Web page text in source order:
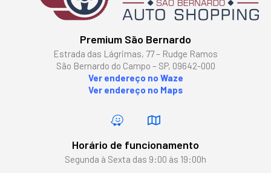
Premium São Bernardo
Estrada das Lágrimas, 77 – Rudge Ramos
São Bernardo do Campo – SP, 09642-000
Ver endereço no Waze
Ver endereço no Maps
Horário de funcionamento
Segunda à Sexta das 9:00 às 19:00h